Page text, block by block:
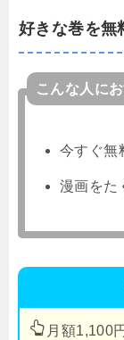
好きな巻を無
こんな人に
今すぐ無
漫画をた
月額1,100